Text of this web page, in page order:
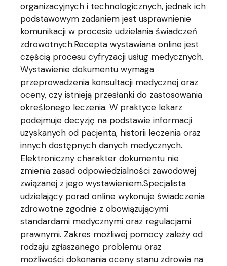
organizacyjnych i technologicznych, jednak ich
podstawowym zadaniem jest usprawnienie
komunikacji w procesie udzielania świadczeń
zdrowotnych.Recepta wystawiana online jest
częścią procesu cyfryzacji usług medycznych.
Wystawienie dokumentu wymaga
przeprowadzenia konsultacji medycznej oraz
oceny, czy istnieją przesłanki do zastosowania
określonego leczenia. W praktyce lekarz
podejmuje decyzję na podstawie informacji
uzyskanych od pacjenta, historii leczenia oraz
innych dostępnych danych medycznych.
Elektroniczny charakter dokumentu nie
zmienia zasad odpowiedzialności zawodowej
związanej z jego wystawieniem.Specjalista
udzielający porad online wykonuje świadczenia
zdrowotne zgodnie z obowiązującymi
standardami medycznymi oraz regulacjami
prawnymi. Zakres możliwej pomocy zależy od
rodzaju zgłaszanego problemu oraz
możliwości dokonania oceny stanu zdrowia na